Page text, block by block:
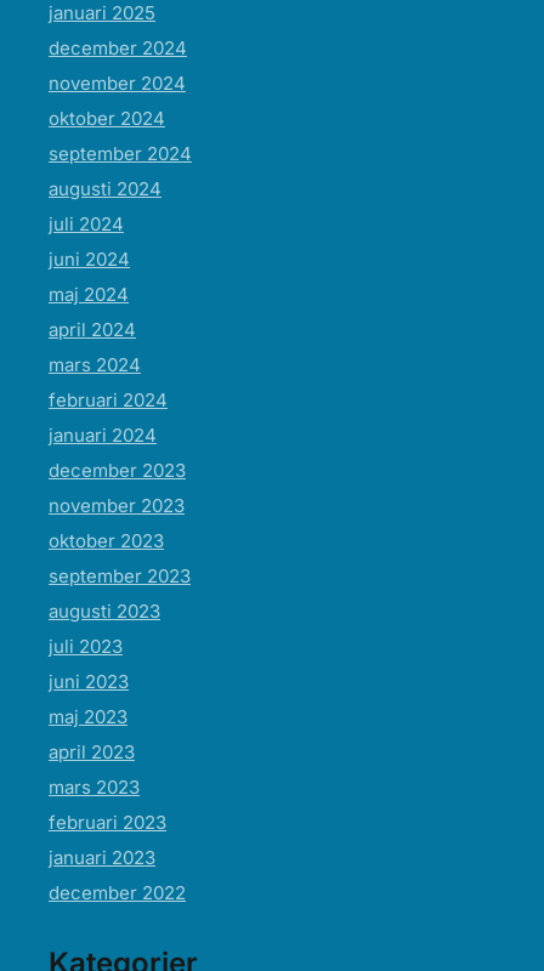
januari 2025
december 2024
november 2024
oktober 2024
september 2024
augusti 2024
juli 2024
juni 2024
maj 2024
april 2024
mars 2024
februari 2024
januari 2024
december 2023
november 2023
oktober 2023
september 2023
augusti 2023
juli 2023
juni 2023
maj 2023
april 2023
mars 2023
februari 2023
januari 2023
december 2022
Kategorier